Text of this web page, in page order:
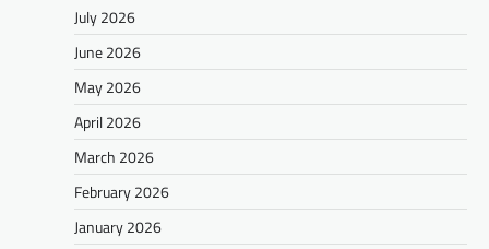
July 2026
June 2026
May 2026
April 2026
March 2026
February 2026
January 2026